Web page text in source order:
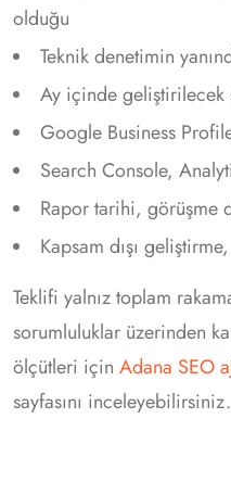
olduğu
Teknik denetimin
Ay içinde geliştirilecek
Google Business
Search Console,
Rapor tarihi, görüşme
Kapsam dışı
Teklifi yalnız toplam
sorumluluklar üzerinden
ölçütleri için Adana SEO
sayfasını inceleyebilirsiniz.